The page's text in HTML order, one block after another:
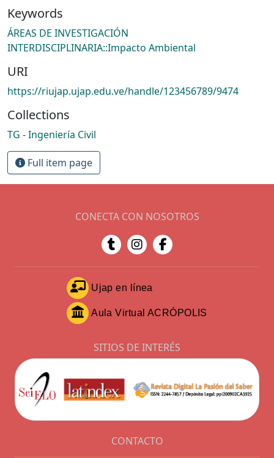
Keywords
ÁREAS DE INVESTIGACIÓN
INTERDISCIPLINARIA::Impacto Ambiental
URI
https://riujap.ujap.edu.ve/handle/123456789/9474
Collections
TG - Ingeniería Civil
Full item page
CONECTA CON NOSOTROS
Ujap en línea
Aula Virtual ACRÓPOLIS
SITIOS DE INTERÉS
CONTACTO